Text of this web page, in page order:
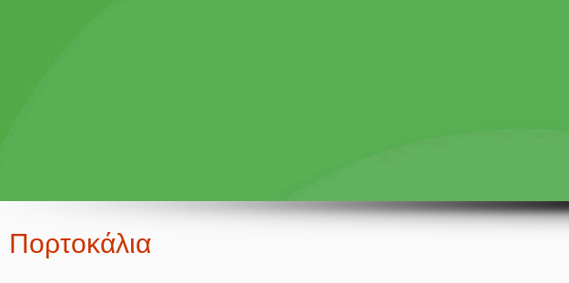
Πορτοκάλια